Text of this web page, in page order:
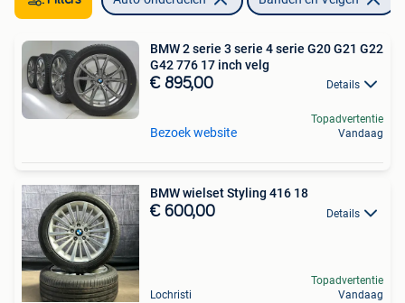
BMW 2 serie 3 serie 4 serie G20 G21 G22
G42 776 17 inch velg
€ 895,00 Details
Bezoek website
Topadvertentie
Vandaag
BMW wielset Styling 416 18
€ 600,00 Details
Lochristi
Topadvertentie
Vandaag